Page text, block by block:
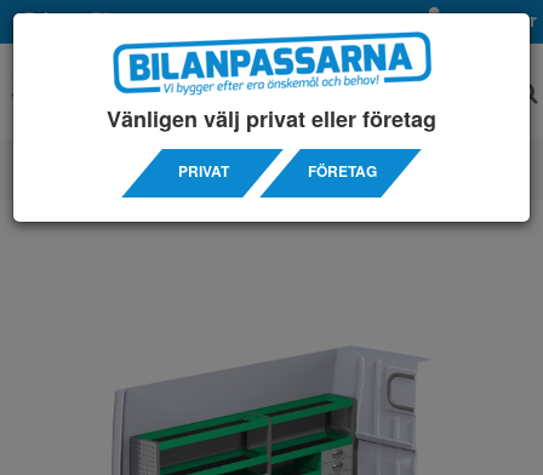
Privat Företag Mina sidor
SERVICEINREDNINGAR/ FIAT / DUCATO L1H1
Vänligen välj privat eller företag
PRIVAT FÖRETAG